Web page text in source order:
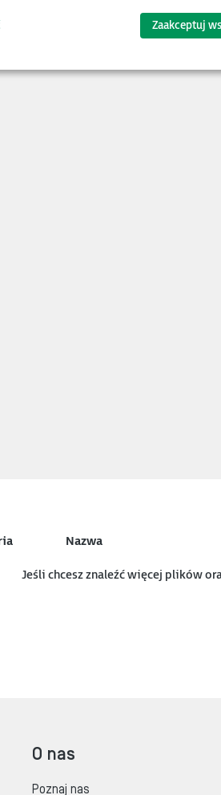
Nazwa
Jeśli chcesz znaleźć więcej plików
O nas
Poznaj nas
Zaakceptuj